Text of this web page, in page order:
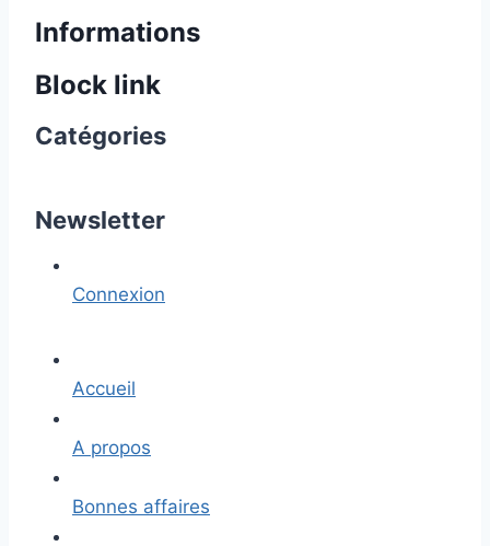
Informations
Block link
Catégories
Newsletter
Connexion
Accueil
A propos
Bonnes affaires